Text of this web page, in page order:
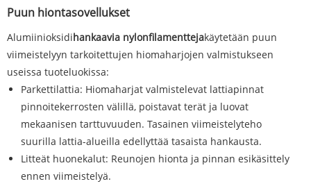
Puun hiontasovellukset
Alumiinioksidihankaavia nylonfilamenttejakäytetään puun
viimeistelyyn tarkoitettujen hiomaharjojen valmistukseen
useissa tuoteluokissa:
Parkettilattia: Hiomaharjat valmistelevat lattiapinnat
pinnoitekerrosten välillä, poistavat terät ja luovat
mekaanisen tarttuvuuden. Tasainen viimeistelyteho
suurilla lattia-alueilla edellyttää tasaista hankausta.
Litteät huonekalut: Reunojen hionta ja pinnan esikäsittely
ennen viimeistelyä.